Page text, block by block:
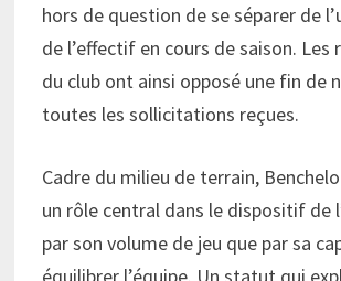
hors de question de se séparer de
de l’effectif en cours de saison. Les
du club ont ainsi opposé une fin de
toutes les sollicitations reçues.
Cadre du milieu de terrain,
un rôle central dans le dispositif de
par son volume de jeu que par sa
équilibrer l’équipe. Un statut qui